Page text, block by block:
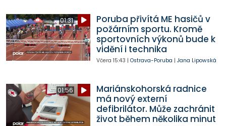
01:31
Poruba přivítá ME hasičů v
požárním sportu. Kromě
sportovních výkonů bude k
vidění i technika
Včera 15:43 | Ostrava-Poruba | Jana Lipowská
01:56
Mariánskohorská radnice
má nový externí
defibrilátor. Může zachránit
život během několika minut